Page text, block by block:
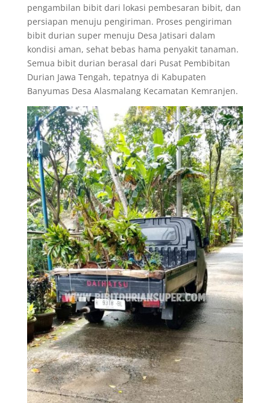
pengambilan bibit dari lokasi pembesaran bibit, dan
persiapan menuju pengiriman. Proses pengiriman
bibit durian super menuju Desa Jatisari dalam
kondisi aman, sehat bebas hama penyakit tanaman.
Semua bibit durian berasal dari Pusat Pembibitan
Durian Jawa Tengah, tepatnya di Kabupaten
Banyumas Desa Alasmalang Kecamatan Kemranjen.